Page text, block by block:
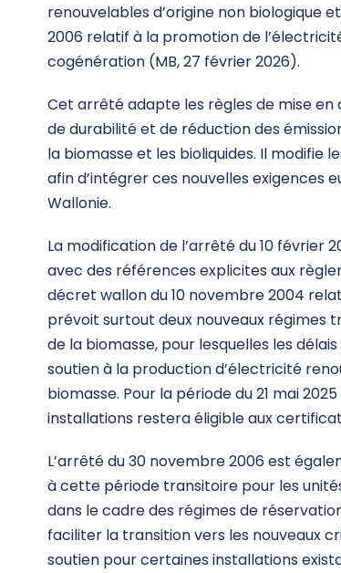
renouvelables d’origine non biologique
2006 relatif à la promotion de
cogénération (MB, 27 février 2026).
Cet arrêté adapte les règles de mise
de durabilité et de réduction des
la biomasse et les bioliquides. Il modifie
afin d’intégrer ces nouvelles exigences
Wallonie.
La modification de l’arrêté du 10 février
avec des références explicites aux
décret wallon du 10 novembre 2004
prévoit surtout deux nouveaux régimes
de la biomasse, pour lesquelles les
soutien à la production d’électricité
biomasse. Pour la période du 21 mai
installations restera éligible aux
L’arrêté du 30 novembre 2006 est
à cette période transitoire pour les
dans le cadre des régimes de
faciliter la transition vers les nouveaux
soutien pour certaines installations